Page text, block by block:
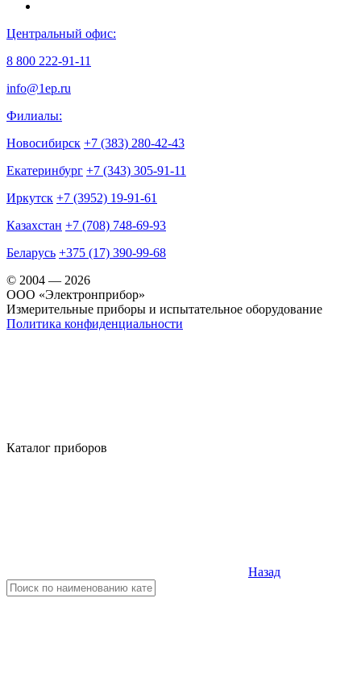
Центральный офис:
8 800 222-91-11
info@1ep.ru
Филиалы:
Новосибирск +7 (383) 280-42-43
Екатеринбург +7 (343) 305-91-11
Иркутск +7 (3952) 19-91-61
Казахстан +7 (708) 748-69-93
Беларусь +375 (17) 390-99-68
© 2004 — 2026
OOO «Электронприбор»
Измерительные приборы и испытательное оборудование
Политика конфиденциальности
Каталог приборов
Назад